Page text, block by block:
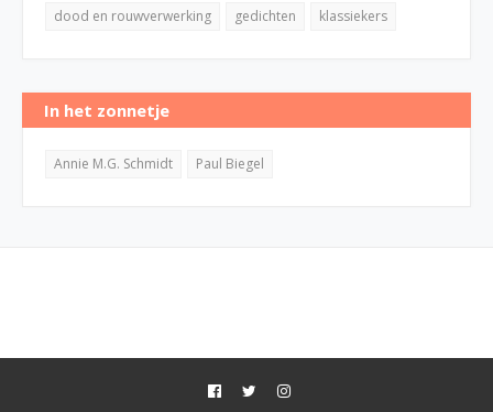
dood en rouwverwerking gedichten klassiekers
In het zonnetje
Annie M.G. Schmidt Paul Biegel